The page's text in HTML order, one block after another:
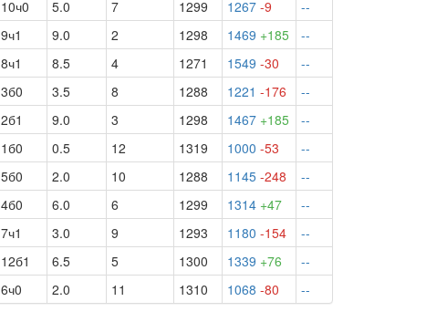
10ч0 5.0 7 1299 1267 -9
--
9ч1 9.0 2 1298 1469 +185
--
8ч1 8.5 4 1271 1549 -30
--
3б0 3.5 8 1288 1221 -176
--
2б1 9.0 3 1298 1467 +185
--
1б0 0.5 12 1319 1000 -53
--
5б0 2.0 10 1288 1145 -248
--
4б0 6.0 6 1299 1314 +47
--
7ч1 3.0 9 1293 1180 -154
--
12б1 6.5 5 1300 1339 +76
--
6ч0 2.0 11 1310 1068 -80 --